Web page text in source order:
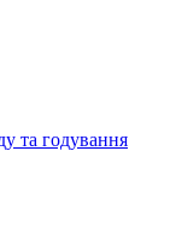
та годування